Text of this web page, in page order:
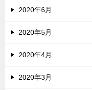
2020年6月
2020年5月
2020年4月
2020年3月